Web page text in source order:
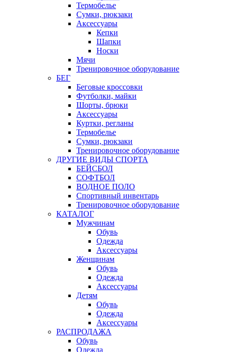
Термобелье
Сумки, рюкзаки
Аксессуары
Кепки
Шапки
Носки
Мячи
Тренировочное оборудование
БЕГ
Беговые кроссовки
Футболки, майки
Шорты, брюки
Аксессуары
Куртки, регланы
Термобелье
Сумки, рюкзаки
Тренировочное оборудование
ДРУГИЕ ВИДЫ СПОРТА
БЕЙСБОЛ
СОФТБОЛ
ВОДНОЕ ПОЛО
Спортивный инвентарь
Тренировочное оборудование
КАТАЛОГ
Мужчинам
Обувь
Одежда
Аксессуары
Женщинам
Обувь
Одежда
Аксессуары
Детям
Обувь
Одежда
Аксессуары
РАСПРОДАЖА
Обувь
Одежда